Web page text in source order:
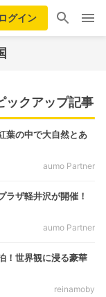
ログイン
ックアップ記事
葉の中で大自然とあ
aumo Partner
ラザ軽井沢が開催！
aumo Partner
！世界観に浸る豪華
reinamoby